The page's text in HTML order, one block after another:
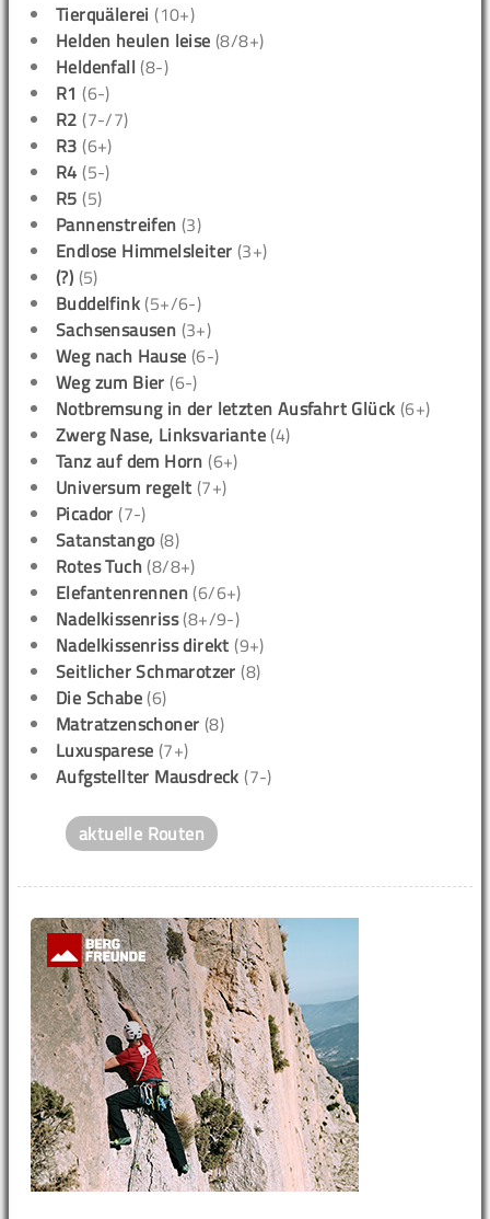
Tierquälerei (10+)
Helden heulen leise (8/8+)
Heldenfall (8-)
R1 (6-)
R2 (7-/7)
R3 (6+)
R4 (5-)
R5 (5)
Pannenstreifen (3)
Endlose Himmelsleiter (3+)
(?) (5)
Buddelfink (5+/6-)
Sachsensausen (3+)
Weg nach Hause (6-)
Weg zum Bier (6-)
Notbremsung in der letzten Ausfahrt Glück (6+)
Zwerg Nase, Linksvariante (4)
Tanz auf dem Horn (6+)
Universum regelt (7+)
Picador (7-)
Satanstango(8)
Rotes Tuch (8/8+)
Elefantenrennen (6/6+)
Nadelkissenriss(8+/9-)
Nadelkissenriss direkt (9+)
Seitlicher Schmarotzer (8)
Die Schabe (6)
Matratzenschoner (8)
Luxusparese (7+)
Aufgstellter Mausdreck (7-)
aktuelle Routen